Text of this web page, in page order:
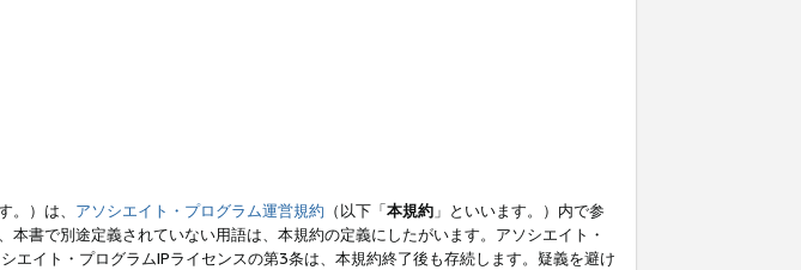
。）は、 アソシエイト・プログラム運営規約 （以下「本規約 」といいます。）内で参
書で別途定義されていない用語は、本規約の定義にしたがいます。アソシエイト・
イト・プログラムIPライセンスの第3条は、本規約終了後も存続します。疑義を避け